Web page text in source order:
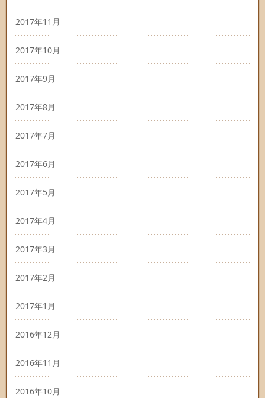
2017年11月
2017年10月
2017年9月
2017年8月
2017年7月
2017年6月
2017年5月
2017年4月
2017年3月
2017年2月
2017年1月
2016年12月
2016年11月
2016年10月